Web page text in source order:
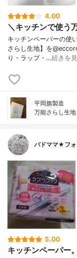
4.00
＼キッチンで使う
キッチンペーパーの使
さらし生地】を
り・ラップ・…続きを
平岡旗製造
万能さらし生地
バドママ★フ
5.00
キッチンペーパー